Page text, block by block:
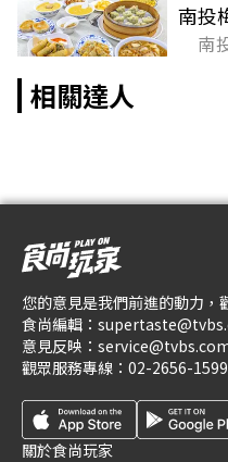
南投
南
相關達人
您的意見是我們前進的動力，
食尚編輯：
意見反映：
觀眾服務專線： 02-2656-1599
關於食尚玩家